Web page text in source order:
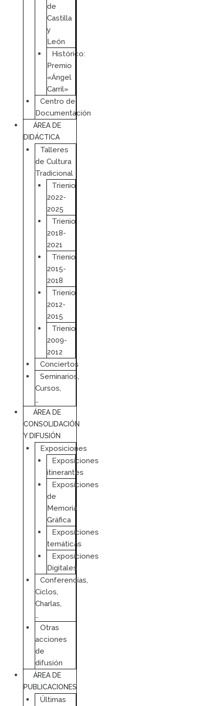
de
Castilla
y
León
Histórico:
Premio
«Ángel
Carril»
Centro de
Documentación
ÁREA DE
DIDÁCTICA
Talleres
de Cultura
Tradicional
Trienio
2022-
2025
Trienio
2018-
2021
Trienio
2015-
2018
Trienio
2012-
2015
Trienio
2009-
2012
Conciertos
Seminarios,
Cursos,
…
ÁREA DE
CONSOLIDACIÓN
Y DIFUSIÓN
Exposiciones
Exposiciones
itinerantes
Exposiciones
de
Memoria
Gráfica
Exposiciones
temáticas
Exposiciones
Digitales
Conferencias,
Ciclos,
Charlas,
…
Otras
acciones
de
difusión
ÁREA DE
PUBLICACIONES
Últimas